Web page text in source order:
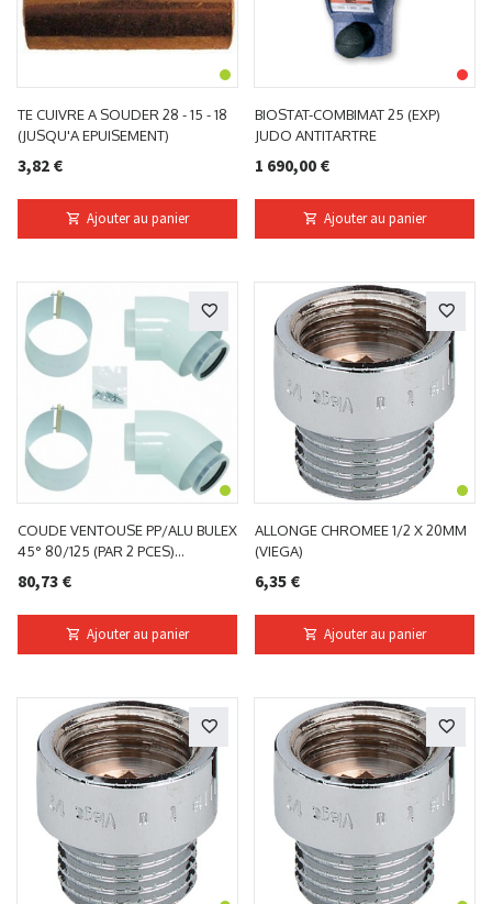
TE CUIVRE A SOUDER 28 - 15 - 18
(JUSQU'A EPUISEMENT)
3,82 €
Ajouter au panier
BIOSTAT-COMBIMAT 25 (EXP)
JUDO ANTITARTRE
1 690,00 €
Ajouter au panier
COUDE VENTOUSE PP/ALU BULEX
45° 80/125 (PAR 2 PCES)
80,73 €
Ajouter au panier
ALLONGE CHROMEE 1/2 X 20MM
(VIEGA)
6,35 €
Ajouter au panier